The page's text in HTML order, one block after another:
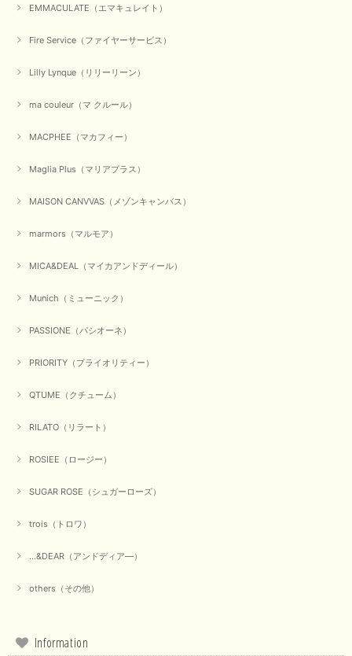
EMMACULATE（エマキュレイト）
Fire Service（ファイヤーサービス）
Lilly Lynque（リリーリーン）
ma couleur（マ クルール）
MACPHEE（マカフィー）
Maglia Plus（マリアプラス）
MAISON CANVVAS（メゾンキャンバス）
marmors（マルモア）
MICA&DEAL（マイカアンドディール）
Munich（ミューニック）
PASSIONE（パシオーネ）
PRIORITY（プライオリティー）
QTUME（クチューム）
RILATO（リラート）
ROSIEE（ロージー）
SUGAR ROSE（シュガーローズ）
trois（トロワ）
...&DEAR（アンドディア―）
others（その他）
Information